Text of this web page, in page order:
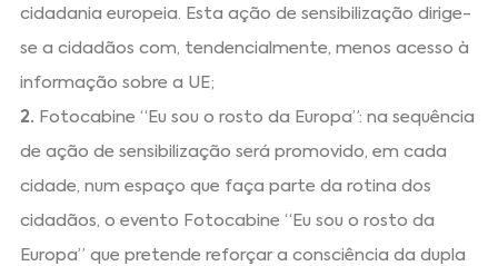
cidadania europeia. Esta ação de sensibilização dirige-
se a cidadãos com, tendencialmente, menos acesso à
informação sobre a UE;
2. Fotocabine “Eu sou o rosto da Europa”: na sequência
de ação de sensibilização será promovido, em cada
cidade, num espaço que faça parte da rotina dos
cidadãos, o evento Fotocabine “Eu sou o rosto da
Europa” que pretende reforçar a consciência da dupla